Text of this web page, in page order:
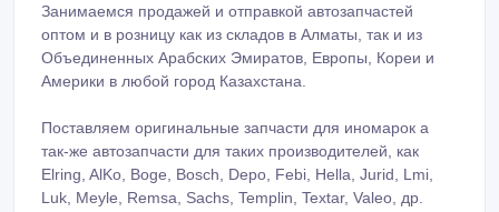
Занимаемся продажей и отправкой автозапчастей
оптом и в розницу как из складов в Алматы, так и из
Объединенных Арабских Эмиратов, Европы, Кореи и
Америки в любой город Казахстана.
Поставляем оригинальные запчасти для иномарок а
так-же автозапчасти для таких производителей, как
Elring, AlKo, Boge, Bosch, Depo, Febi, Hella, Jurid, Lmi,
Luk, Meyle, Remsa, Sachs, Templin, Textar, Valeo, др.